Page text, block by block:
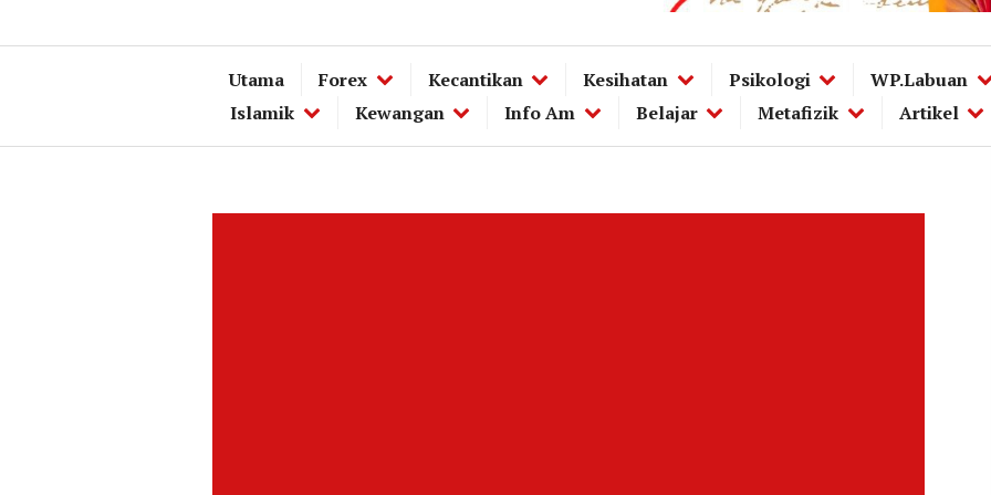
Utama Forex Kecantikan Kesihatan Psikologi WP.Labuan
Islamik
Kewangan Info Am Belajar Metafizik Artikel